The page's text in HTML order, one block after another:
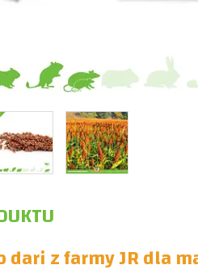
z farmy JR dla